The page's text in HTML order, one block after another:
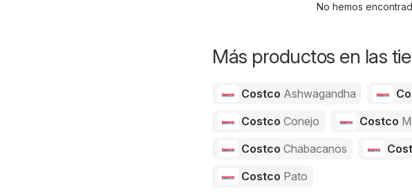
No hemos
Más productos en las
Costco Ashwagandha
Costco Conejo Costco
Costco Chabacanos
Costco Pato